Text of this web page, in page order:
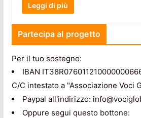
Leggi di più
Partecipa al progetto
Per il tuo sostegno:
IBAN
C/C intestato a "Associazione Voci
Paypal all'indirizzo:
Oppure segui questo bottone: